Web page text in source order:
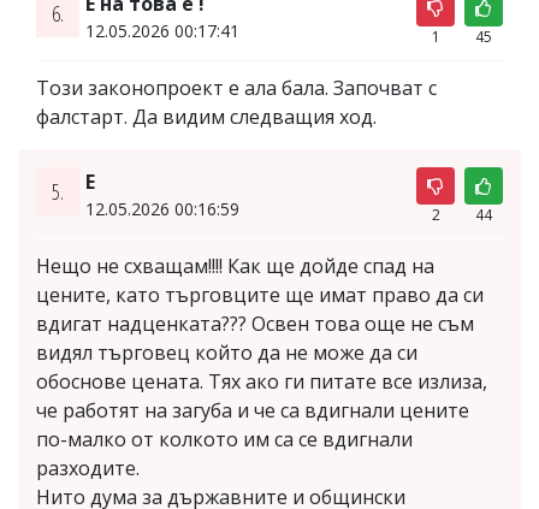
6.
12.05.2026 00:17:41 1 45
Този законопроект е ала бала. Започват с
фалстарт. Да видим следващия ход.
5. Е
12.05.2026 00:16:59 2 44
Нещо не схващам!!!! Как ще дойде спад на
цените, като търговците ще имат право да си
вдигат надценката??? Освен това още не съм
видял търговец който да не може да си
обоснове цената. Тях ако ги питате все излиза,
че работят на загуба и че са вдигнали цените
по-малко от колкото им са се вдигнали
разходите.
Нито дума за държавните и общински